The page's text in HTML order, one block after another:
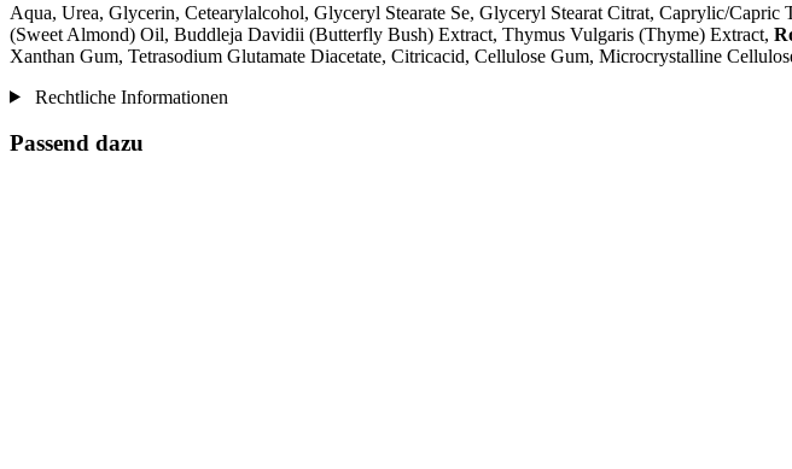
Aqua, Urea, Glycerin, Cetearylalcohol, Glyceryl Stearate Se, Glyceryl Stearat Citrat, Caprylic/
(Sweet Almond) Oil, Buddleja Davidii (Butterfly Bush) Extract, Thymus Vulgaris (Thyme) Extract,
Xanthan Gum, Tetrasodium Glutamate Diacetate, Citricacid, Cellulose Gum, Microcrystalline
Rechtliche Informationen
Passend dazu